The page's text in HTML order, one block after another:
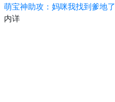
萌宝神助攻：妈咪我找到爹地了
内详